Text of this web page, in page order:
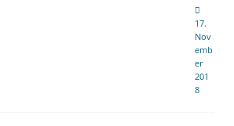
17.
Nov
emb
er
201
8